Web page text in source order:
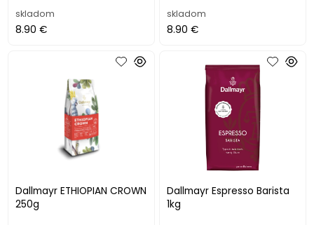
skladom
8.90 €
skladom
8.90 €
Dallmayr ETHIOPIAN CROWN
250g
Dallmayr Espresso Barista
1kg